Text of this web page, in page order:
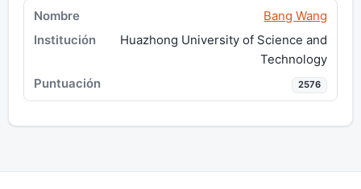
Bang Wang
Huazhong University of Science and
Technology
2576